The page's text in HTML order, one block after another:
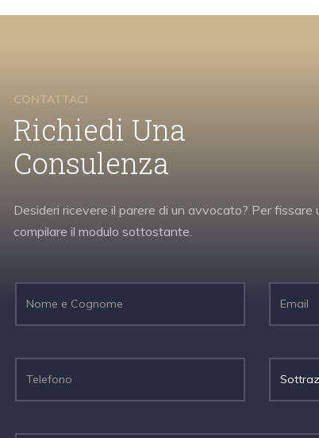
CONTATTACI
Richiedi Una
Consulenza
Desideri ricevere il parere di un avvocato? Per
compilare il modulo sottostante.